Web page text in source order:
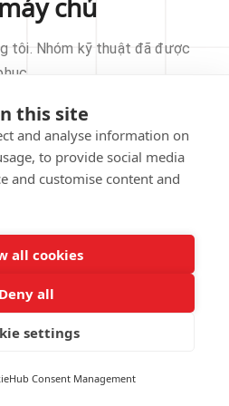
this site
and analyse information on
to provide social media
and customise content and
all cookies
Deny all
settings
Consent Management
chủ
tôi. Nhóm kỹ thuật đã được
THỬ LẠI
CHỦ
notified.